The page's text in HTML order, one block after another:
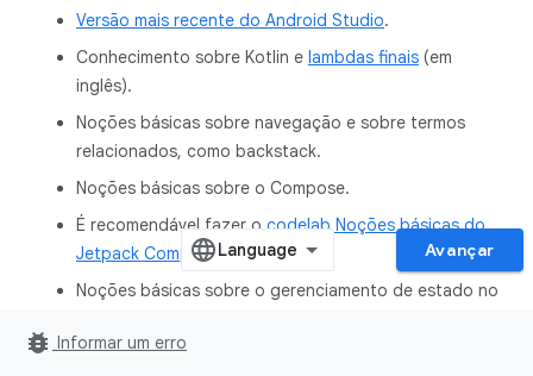
Versão mais recente do Android Studio.
Conhecimento sobre Kotlin e lambdas finais (em
inglês).
Noções básicas sobre navegação e sobre termos
relacionados, como backstack.
Noções básicas sobre o Compose.
É recomendável fazer o codelab Noções básicas do
Jetpack Composeantes deste.
Noções básicas sobre o gerenciamento de estado no
É recomendável fazer o
Avançar
bug_report Informar um erro